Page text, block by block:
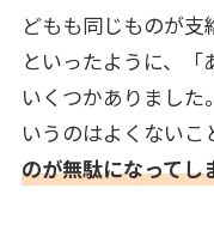
どもも同じものが
といったように、
いくつかありまし
いうのはよくないこ
のが無駄になってし